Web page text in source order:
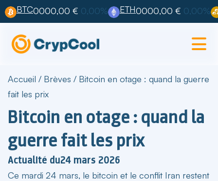
BTC0000,00 € 0,00% ETH0000,00 € 0,00%
Accueil / Brèves / Bitcoin en otage : quand la guerre
fait les prix
Bitcoin en otage : quand la
guerre fait les prix
Actualité du24 mars 2026
Ce mardi 24 mars, le bitcoin et le conflit Iran restent